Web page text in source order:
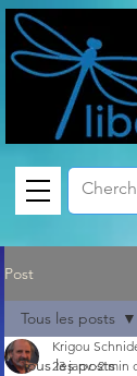
Post
Tous les posts
Tous les posts
Krigou
23 janv. 2 min